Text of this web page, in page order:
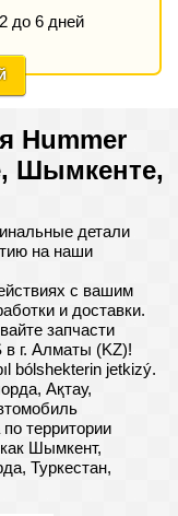
до 6 дней
Hummer
Шымкенте,
детали
на наши
с вашим
и доставки.
запчасти
г. Алматы (KZ)!
bólshekterin jetkizý.
Ақтау,
по территории
Шымкент,
Туркестан,